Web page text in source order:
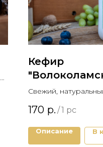
Кефир
6%, 950 гр.
Свежий,
170 р. /1 pc
Описание В